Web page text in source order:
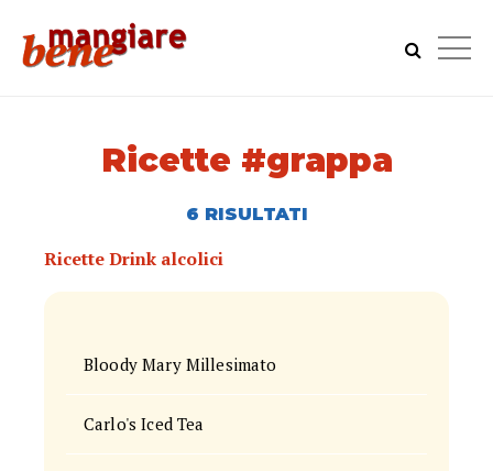
Ricette #grappa
6 RISULTATI
Ricette Drink alcolici
Bloody Mary Millesimato
Carlo's Iced Tea